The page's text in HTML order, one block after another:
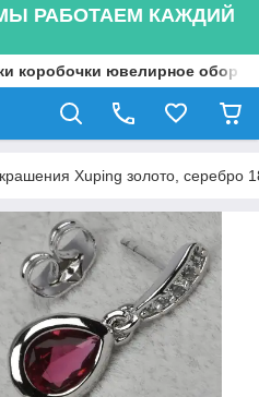
РАБОТАЕМ КАЖДИЙ
коробочки ювелирное
Xuping золото, серебро